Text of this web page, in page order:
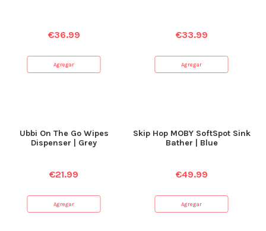
€36.99
Agregar
€33.99
Agregar
Ubbi On The Go Wipes
Dispenser | Grey
€21.99
Agregar
Skip Hop MOBY SoftSpot Sink
Bather | Blue
€49.99
Agregar